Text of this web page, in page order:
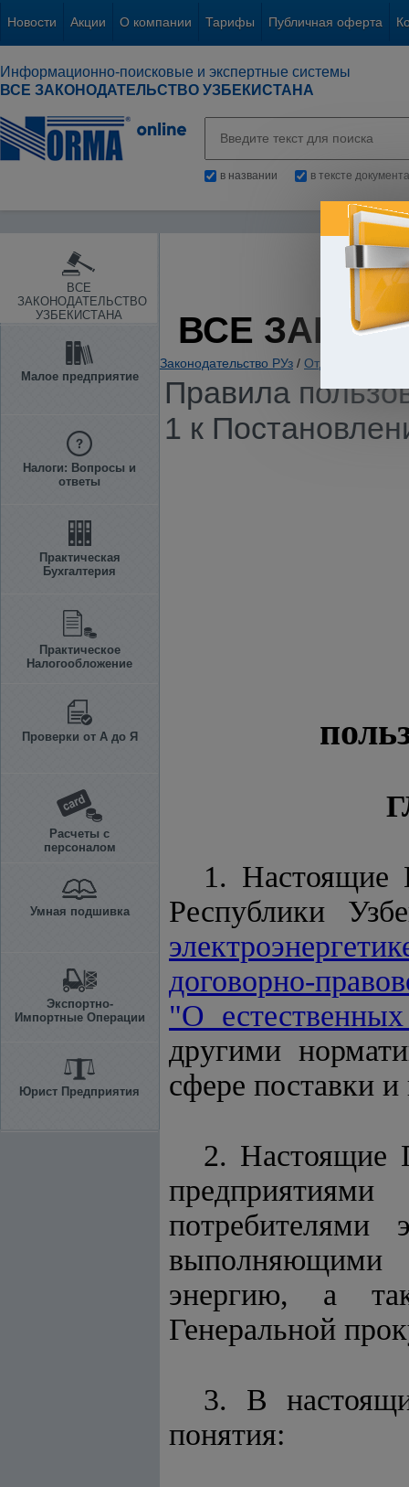
Новости Акции О компании Тарифы Публичная оферта
Информационно-поисковые и экспертные системы
ВСЕ ЗАКОНОДАТЕЛЬСТВО УЗБЕКИСТАНА
в названии в тексте документа
ВСЕ
ЗАКОНОДАТЕЛЬСТВО
УЗБЕКИСТАНА
Малое предприятие
Налоги: Вопросы и
ответы
Практическая
Бухгалтерия
Практическое
Налогообложение
Проверки от А до Я
Расчеты с
персоналом
Умная подшивка
Экспортно-
Импортные Операции
Юрист Предприятия
ВСЕ
Законодательство РУз / Отдельные
Правила
1 к
1. Настоящие
Республики
договорно-
"О
другими
сфере поставки и
2. Настоящие
потребителями
выполняющими
энергию, а
Генеральной
3. В
понятия: